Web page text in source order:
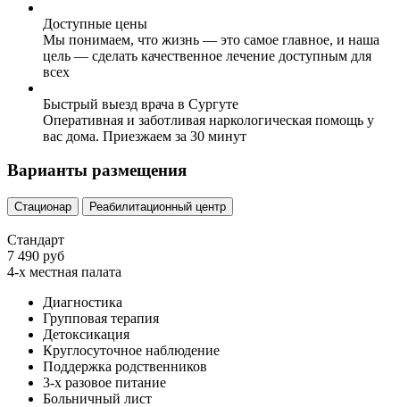
Доступные цены
Мы понимаем, что жизнь — это самое главное, и наша
цель — сделать качественное лечение доступным для
всех
Быстрый выезд врача в Сургуте
Оперативная и заботливая наркологическая помощь у
вас дома. Приезжаем за 30 минут
Варианты размещения
Стационар Реабилитационный центр
Стандарт
7 490 руб
4-х местная палата
Диагностика
Групповая терапия
Детоксикация
Круглосуточное наблюдение
Поддержка родственников
3-х разовое питание
Больничный лист